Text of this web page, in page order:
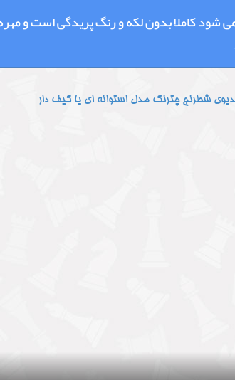
کاملا بدون لکه و رنگ پریدگی است و مهره
شطرنج چترنگ مدل استوانه ای یا کیف دار